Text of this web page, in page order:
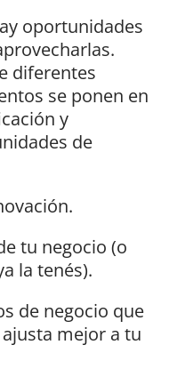
oportunidades
diferentes
se ponen en
y
de
tu negocio (o
la tenés).
de negocio que
mejor a tu